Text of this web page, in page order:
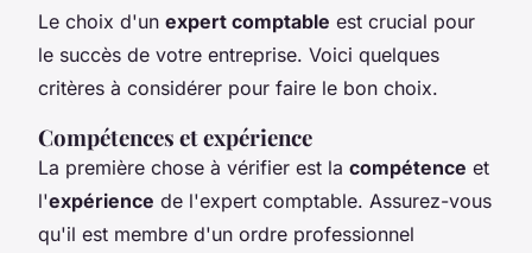
Le choix d'un expert comptable est crucial pour
le succès de votre entreprise. Voici quelques
critères à considérer pour faire le bon choix.
Compétences et expérience
La première chose à vérifier est la compétence et
l'expérience de l'expert comptable. Assurez-vous
qu'il est membre d'un ordre professionnel